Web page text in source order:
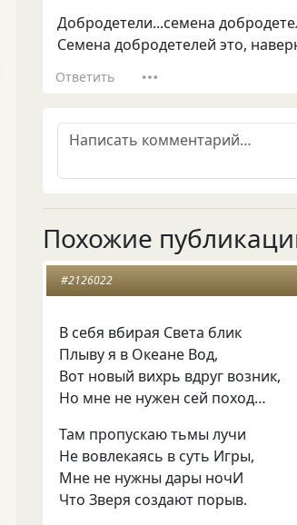
Добродетели...семена
Семена добродетелей это,
Ответить
Похожие
#2126022
В себя вбирая Света блик
Плыву я в Океане Вод,
Вот новый вихрь вдруг возник,
Но мне не нужен сей поход…
Там пропускаю тьмы лучи
Не вовлекаясь в суть Игры,
Мне не нужны дары ночИ
Что Зверя создают порыв.